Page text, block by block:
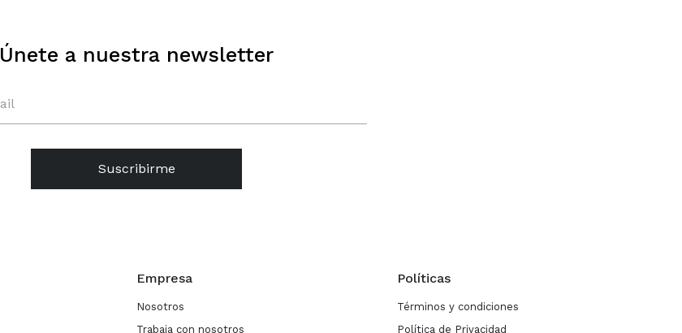
Empresa
Nosotros
Trabaja con nosotros
Políticas
Términos y condiciones
Política de Privacidad
Únete a nuestra newsletter
Suscribirme